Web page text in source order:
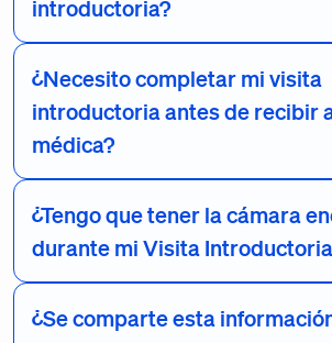
introductoria?
¿Necesito completar mi visita
introductoria antes de recibir
médica?
¿Tengo que tener la cámara
durante mi Visita
¿Se comparte esta